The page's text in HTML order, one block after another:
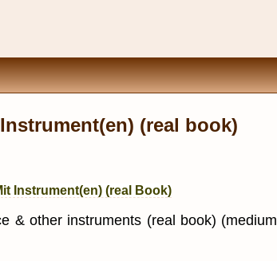
(real book)
Instrument(en) (real Book)
& other instruments (real book) (medium